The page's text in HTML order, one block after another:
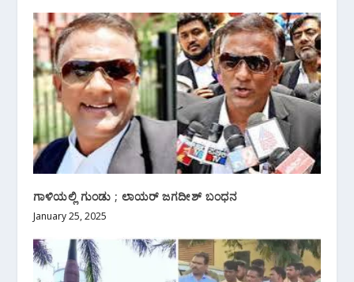
ಗಾಳಿಯಲ್ಲಿ ಗುಂಡು ; ಲಾಯರ್ ಜಗದೀಶ್ ಬಂಧನ
January 25, 2025